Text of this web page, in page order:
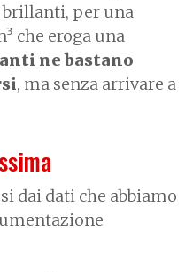
per una
che eroga una
ne bastano
, ma senza arrivare a
dai dati che abbiamo